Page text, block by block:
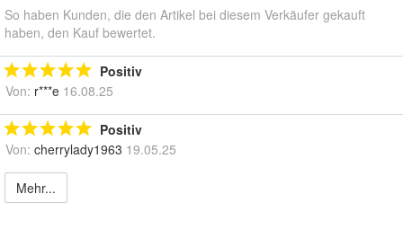
So haben Kunden, die den Artikel bei diesem Verkäufer gekauft
haben, den Kauf bewertet.
Positiv
Von: r***e 16.08.25
Positiv
Von: cherrylady1963 19.05.25
Mehr...